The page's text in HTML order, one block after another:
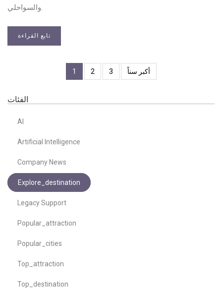
والسواحلي.
تابع القراءة
1 2 3 أكبر سناً
الفئات
AI
Artificial Intelligence
Company News
Explore_destination
Legacy Support
Popular_attraction
Popular_cities
Top_attraction
Top_destination